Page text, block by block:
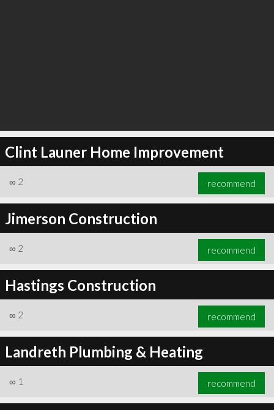
Clint Launer Home Improvement
∞ 2 recommend
Jimerson Construction
∞ 2 recommend
Hastings Construction
∞ 2 recommend
Landreth Plumbing & Heating
∞ 1 recommend